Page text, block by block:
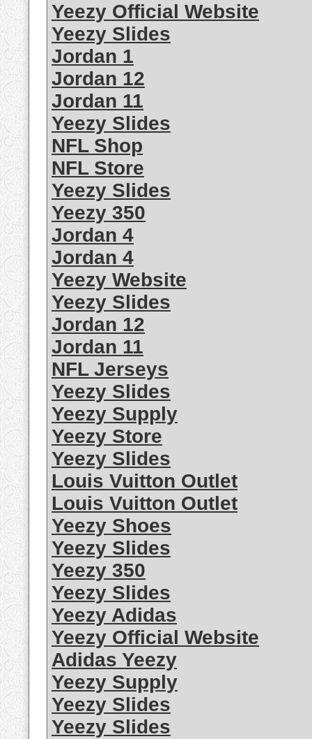
Yeezy Official Website
Yeezy Slides
Jordan 1
Jordan 12
Jordan 11
Yeezy Slides
NFL Shop
NFL Store
Yeezy Slides
Yeezy 350
Jordan 4
Jordan 4
Yeezy Website
Yeezy Slides
Jordan 12
Jordan 11
NFL Jerseys
Yeezy Slides
Yeezy Supply
Yeezy Store
Yeezy Slides
Louis Vuitton Outlet
Louis Vuitton Outlet
Yeezy Shoes
Yeezy Slides
Yeezy 350
Yeezy Slides
Yeezy Adidas
Yeezy Official Website
Adidas Yeezy
Yeezy Supply
Yeezy Slides
Yeezy Slides